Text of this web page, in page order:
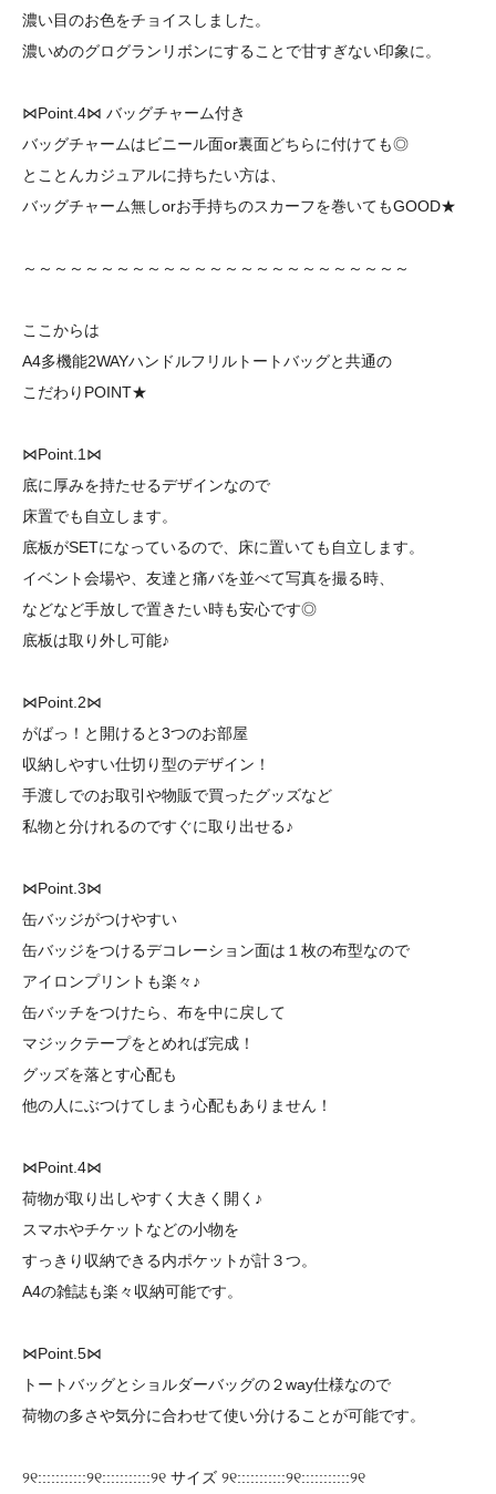
濃い目のお色をチョイスしました。
濃いめのグログランリボンにすることで甘すぎない印象に。
⋈Point.4⋈ バッグチャーム付き
バッグチャームはビニール面or裏面どちらに付けても◎
とことんカジュアルに持ちたい方は、
バッグチャーム無しorお手持ちのスカーフを巻いてもGOOD★
～～～～～～～～～～～～～～～～～～～～～～～～～
ここからは
A4多機能2WAYハンドルフリルトートバッグと共通の
こだわりPOINT★
⋈Point.1⋈
底に厚みを持たせるデザインなので
床置でも自立します。
底板がSETになっているので、床に置いても自立します。
イベント会場や、友達と痛バを並べて写真を撮る時、
などなど手放しで置きたい時も安心です◎
底板は取り外し可能♪
⋈Point.2⋈
がばっ！と開けると3つのお部屋
収納しやすい仕切り型のデザイン！
手渡しでのお取引や物販で買ったグッズなど
私物と分けれるのですぐに取り出せる♪
⋈Point.3⋈
缶バッジがつけやすい
缶バッジをつけるデコレーション面は１枚の布型なので
アイロンプリントも楽々♪
缶バッチをつけたら、布を中に戻して
マジックテープをとめれば完成！
グッズを落とす心配も
他の人にぶつけてしまう心配もありません！
⋈Point.4⋈
荷物が取り出しやすく大きく開く♪
スマホやチケットなどの小物を
すっきり収納できる内ポケットが計３つ。
A4の雑誌も楽々収納可能です。
⋈Point.5⋈
トートバッグとショルダーバッグの２way仕様なので
荷物の多さや気分に合わせて使い分けることが可能です。
୨୧:::::::::::୨୧:::::::::::୨୧ サイズ ୨୧:::::::::::୨୧:::::::::::୨୧